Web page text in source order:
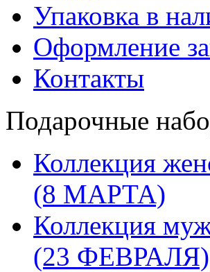
Упаковка в
Оформление
Контакты
Подарочные
Коллекция
(8 МАРТА)
Коллекция
(23 ФЕВРАЛЯ)